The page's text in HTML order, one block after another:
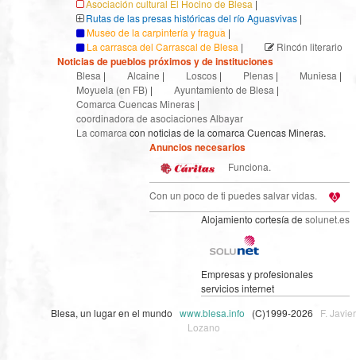
Asociación cultural El Hocino de Blesa |
Rutas de las presas históricas del río Aguasvivas |
Museo de la carpintería y fragua |
La carrasca del Carrascal de Blesa | Rincón literario
Noticias de pueblos próximos y de instituciones
Blesa | Alcaine | Loscos | Plenas | Muniesa |
Moyuela (en FB) | Ayuntamiento de Blesa |
Comarca Cuencas Mineras |
coordinadora de asociaciones Albayar
La comarca con noticias de la comarca Cuencas Mineras.
Anuncios necesarios
Funciona.
Con un poco de ti puedes salvar vidas.
Alojamiento cortesía de solunet.es
Empresas y profesionales
servicios internet
Blesa, un lugar en el mundo www.blesa.info (C)1999-2026 F. Javier
Lozano